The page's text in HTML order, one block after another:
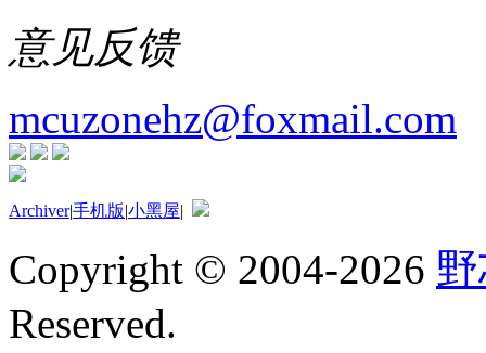
意见反馈
mcuzonehz@foxmail.com
Archiver|手机版|小黑屋|
Copyright © 2004-2026
Reserved.